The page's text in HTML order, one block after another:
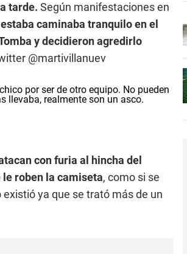
tarde. Según manifestaciones en
caminaba tranquilo en el
y decidieron agredirlo
@martivillanuev
por ser de otro equipo. No pueden
llevaba, realmente son un asco.
con furia al hincha del
roben la camiseta, como si se
ya que se trató más de un